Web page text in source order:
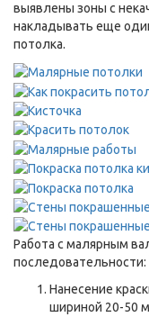
выявлены зоны с
накладывать еще
потолка.
Работа с малярным
последовательности:
Нанесение
шириной 20-50